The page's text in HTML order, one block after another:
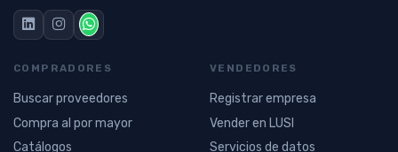
COMPRADORES
Buscar proveedores
Compra al por mayor
Catálogos
VENDEDORES
Registrar empresa
Vender en LUSI
Servicios de datos